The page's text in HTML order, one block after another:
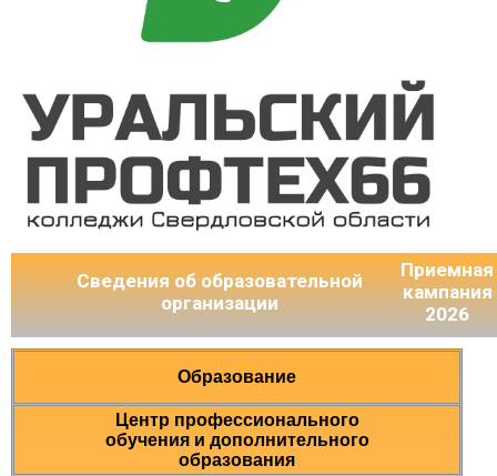
Сведения об образовательной
организации
Приемная
кампания
2026
Образование
Центр профессионального
обучения и дополнительного
образования